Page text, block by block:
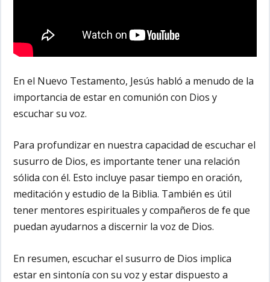
En el Nuevo Testamento, Jesús habló a menudo de la
importancia de estar en comunión con Dios y
escuchar su voz.
Para profundizar en nuestra capacidad de escuchar el
susurro de Dios, es importante tener una relación
sólida con él. Esto incluye pasar tiempo en oración,
meditación y estudio de la Biblia. También es útil
tener mentores espirituales y compañeros de fe que
puedan ayudarnos a discernir la voz de Dios.
En resumen, escuchar el susurro de Dios implica
estar en sintonía con su voz y estar dispuesto a